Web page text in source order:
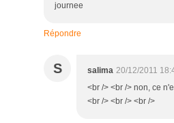
journee
Répondre
S salima 20/12/2011
<br /> <br /> non, ce
<br /> <br /> <br />